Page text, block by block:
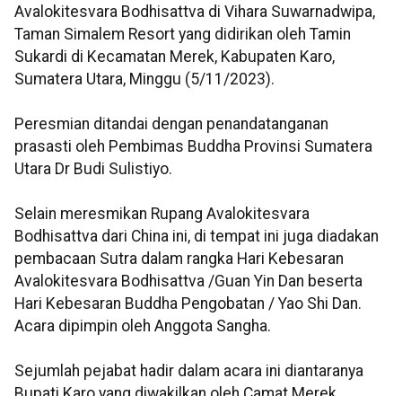
Avalokitesvara Bodhisattva di Vihara Suwarnadwipa,
Taman Simalem Resort yang didirikan oleh Tamin
Sukardi di Kecamatan Merek, Kabupaten Karo,
Sumatera Utara, Minggu (5/11/2023).
Peresmian ditandai dengan penandatanganan
prasasti oleh Pembimas Buddha Provinsi Sumatera
Utara Dr Budi Sulistiyo.
Selain meresmikan Rupang Avalokitesvara
Bodhisattva dari China ini, di tempat ini juga diadakan
pembacaan Sutra dalam rangka Hari Kebesaran
Avalokitesvara Bodhisattva /Guan Yin Dan beserta
Hari Kebesaran Buddha Pengobatan / Yao Shi Dan.
Acara dipimpin oleh Anggota Sangha.
Sejumlah pejabat hadir dalam acara ini diantaranya